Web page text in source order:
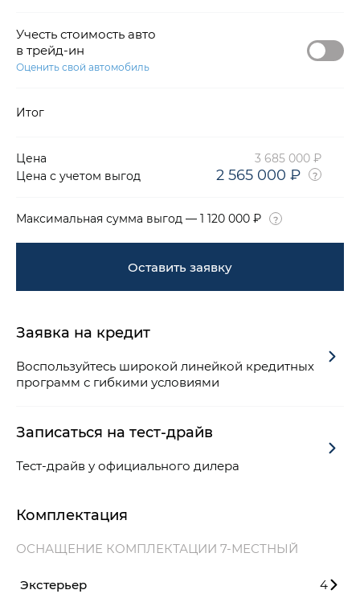
Учесть стоимость авто
в трейд-ин
Оценить свой автомобиль
Итог
Цена
3 685 000 ₽
Цена с учетом выгод
2 565 000 ₽
Максимальная сумма выгод — 1 120 000 ₽
Оставить заявку
Заявка на кредит
Воспользуйтесь широкой линейкой кредитных
программ с гибкими условиями
Записаться на тест-драйв
Тест-драйв у официального дилера
Комплектация
ОСНАЩЕНИЕ КОМПЛЕКТАЦИИ 7-МЕСТНЫЙ
Экстерьер
4